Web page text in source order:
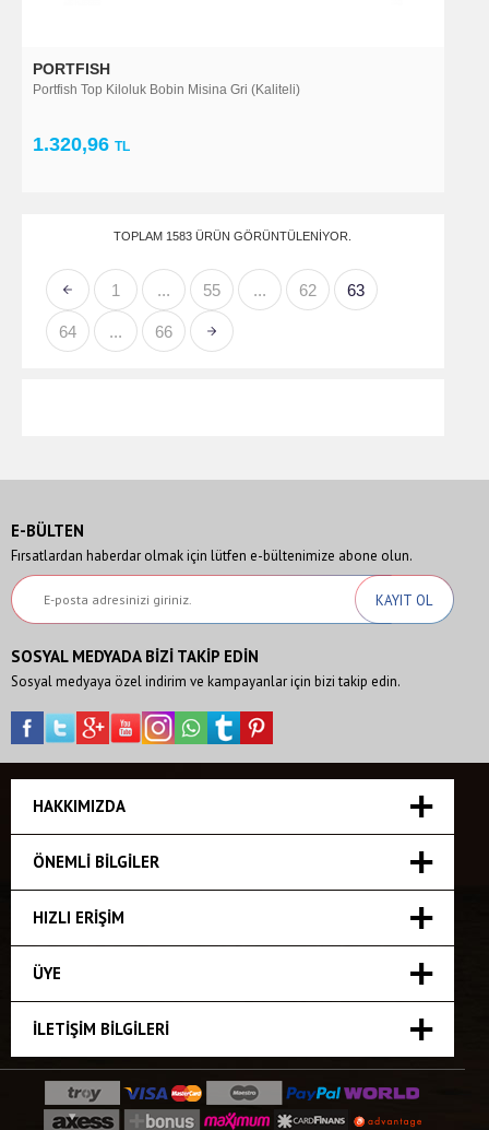
PORTFISH
Portfish Top Kiloluk Bobin Misina Gri (Kaliteli)
1.320,96 TL
TOPLAM 1583 ÜRÜN GÖRÜNTÜLENIYOR.
1 ... 55 ... 62 63
64 ... 66
E-BÜLTEN
Fırsatlardan haberdar olmak için lütfen e-bültenimize abone olun.
SOSYAL MEDYADA BİZİ TAKİP EDİN
Sosyal medyaya özel indirim ve kampayanlar için bizi takip edin.
HAKKIMIZDA
ÖNEMLI BILGILER
HIZLI ERIŞIM
ÜYE
İLETIŞIM BILGILERI